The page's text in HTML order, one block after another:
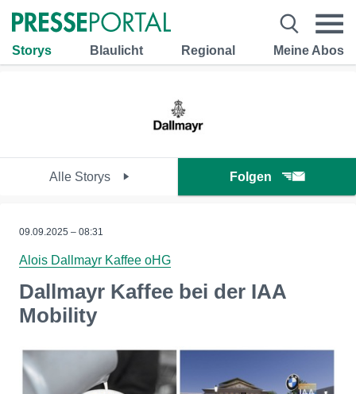
Storys Blaulicht Regional Meine Abos
Alle Storys Folgen
09.09.2025 – 08:31
Alois Dallmayr Kaffee oHG
Dallmayr Kaffee bei der IAA
Mobility